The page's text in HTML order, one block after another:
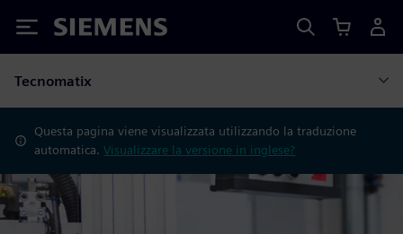
Siemens
Tecnomatix
Questa pagina viene visualizzata utilizzando la traduzione
automatica.Visualizzare la versione in inglese?